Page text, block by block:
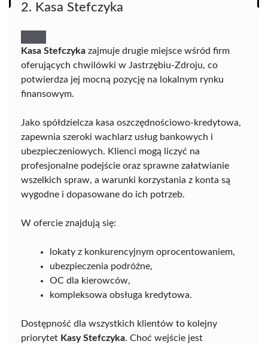
2. Kasa Stefczyka
Kasa Stefczyka zajmuje drugie miejsce wśród firm
oferujących chwilówki w Jastrzębiu-Zdroju, co
potwierdza jej mocną pozycję na lokalnym rynku
finansowym.
Jako spółdzielcza kasa oszczędnościowo-kredytowa,
zapewnia szeroki wachlarz usług bankowych i
ubezpieczeniowych. Klienci mogą liczyć na
profesjonalne podejście oraz sprawne załatwianie
wszelkich spraw, a warunki korzystania z konta są
wygodne i dopasowane do ich potrzeb.
W ofercie znajdują się:
lokaty z konkurencyjnym oprocentowaniem,
ubezpieczenia podróżne,
OC dla kierowców,
kompleksowa obsługa kredytowa.
Dostępność dla wszystkich klientów to kolejny
priorytet Kasy Stefczyka. Choć wejście jest